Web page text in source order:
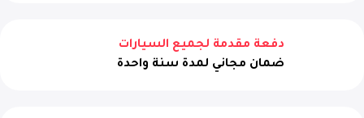
دفعة مقدمة لجميع السيارات
ضمان مجاني لمدة سنة واحدة